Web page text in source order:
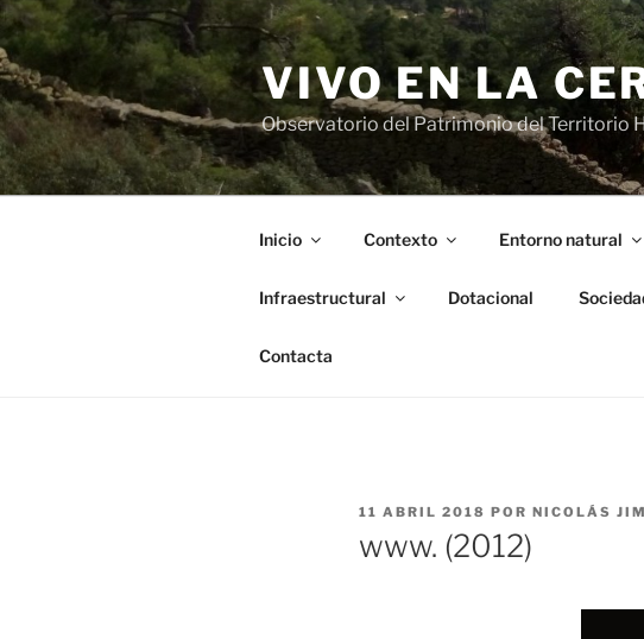
Saltar
al
contenido
VIVO EN LA
Observatorio del Patrimonio del Territorio
Inicio Contexto Entorno natural
Infraestructural Dotacional
Contacta
PUBLICADO
11 ABRIL 2018 POR NICOLÁS
www. (2012)